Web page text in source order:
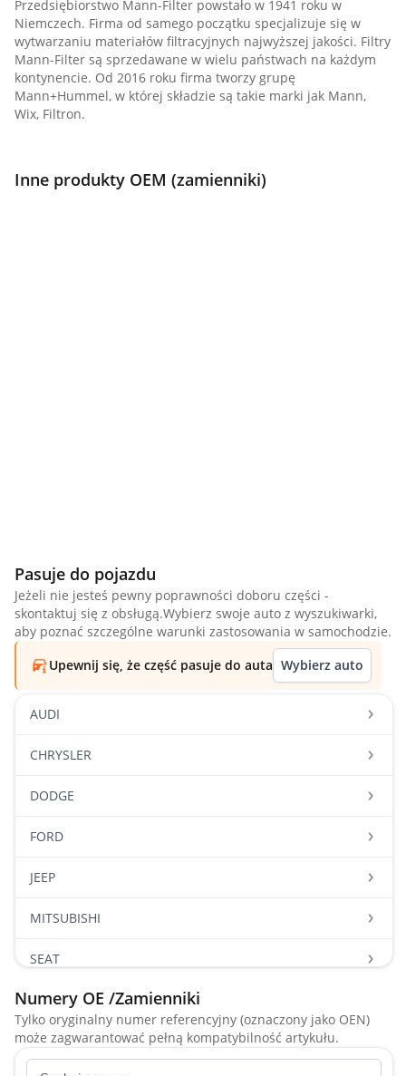
Przedsiębiorstwo Mann-Filter powstało w 1941 roku w
Niemczech. Firma od samego początku specjalizuje się w
wytwarzaniu materiałów filtracyjnych najwyższej jakości. Filtry
Mann-Filter są sprzedawane w wielu państwach na każdym
kontynencie. Od 2016 roku firma tworzy grupę
Mann+Hummel, w której składzie są takie marki jak Mann,
Wix, Filtron.
Inne produkty OEM (zamienniki)
Pasuje do pojazdu
Jeżeli nie jesteś pewny poprawności doboru części -
skontaktuj się z obsługą.Wybierz swoje auto z wyszukiwarki,
aby poznać szczególne warunki zastosowania w samochodzie.
Upewnij się, że część pasuje do auta Wybierz auto
AUDI
CHRYSLER
DODGE
FORD
JEEP
MITSUBISHI
SEAT
SKODA
VOLKSWAGEN
Numery OE /Zamienniki
Tylko oryginalny numer referencyjny (oznaczony jako OEN)
może zagwarantować pełną kompatybilność artykułu.